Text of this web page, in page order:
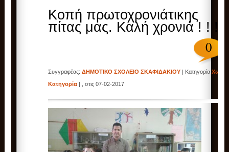
Κοπή πρωτοχρονιάτικης
πίτας μας. Καλή χρονιά ! ! !
0
Συγγραφέας:ΔΗΜΟΤΙΚΟ ΣΧΟΛΕΙΟ ΣΚΑΦΙΔΑΚΙΟΥ | ΚατηγορίαΧωρίς
Κατηγορία | , στις 07-02-2017